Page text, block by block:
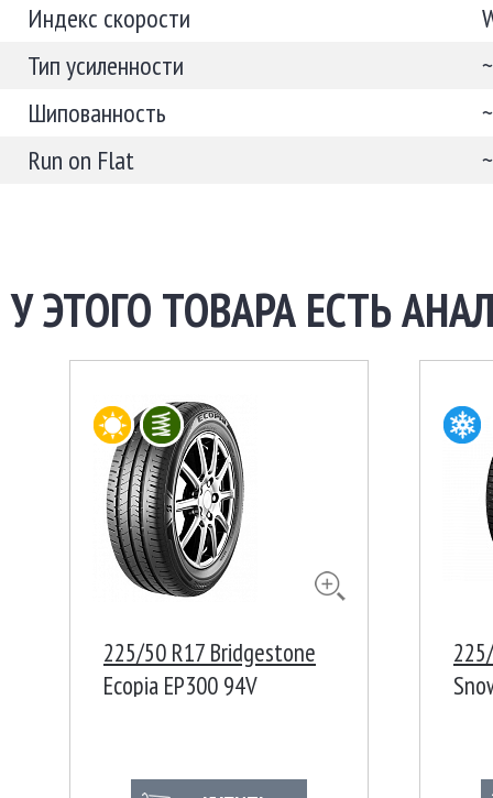
Индекс скорости
Тип усиленности
~
Шипованность
~
Run on Flat
~
У ЭТОГО ТОВАРА ЕСТЬ
225/50 R17 Bridgestone
Ecopia EP300 94V